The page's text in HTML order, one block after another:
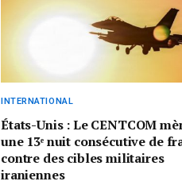
INTERNATIONAL
États-Unis : Le CENTCOM
une 13ᵉ nuit consécutive de
contre des cibles militaires
iraniennes